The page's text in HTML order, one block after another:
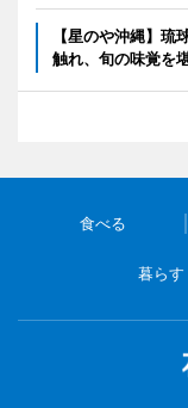
【星のや沖縄】
触れ、旬の味覚を
食べる
暮らす